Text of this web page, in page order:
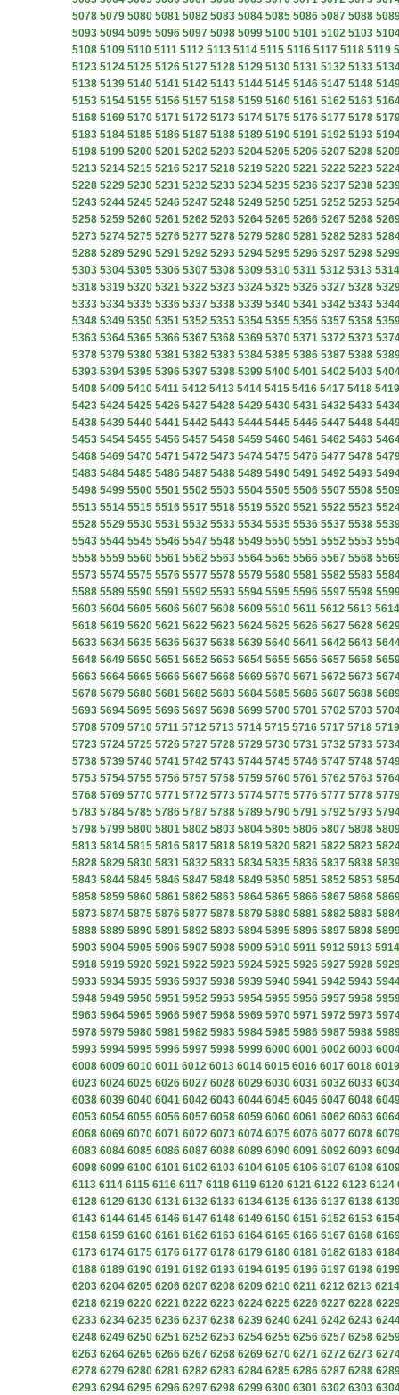
5078 5079 5080 5081 5082 5083 5084 5085 5086 5087 5088
5093 5094 5095 5096 5097 5098 5099 5100 5101 5102 5103
5108 5109 5110 5111 5112 5113 5114 5115 5116 5117 5118 5119
5123 5124 5125 5126 5127 5128 5129 5130 5131 5132 5133
5138 5139 5140 5141 5142 5143 5144 5145 5146 5147 5148
5153 5154 5155 5156 5157 5158 5159 5160 5161 5162 5163
5168 5169 5170 5171 5172 5173 5174 5175 5176 5177 5178
5183 5184 5185 5186 5187 5188 5189 5190 5191 5192 5193
5198 5199 5200 5201 5202 5203 5204 5205 5206 5207 5208
5213 5214 5215 5216 5217 5218 5219 5220 5221 5222 5223
5228 5229 5230 5231 5232 5233 5234 5235 5236 5237 5238
5243 5244 5245 5246 5247 5248 5249 5250 5251 5252 5253
5258 5259 5260 5261 5262 5263 5264 5265 5266 5267 5268
5273 5274 5275 5276 5277 5278 5279 5280 5281 5282 5283
5288 5289 5290 5291 5292 5293 5294 5295 5296 5297 5298
5303 5304 5305 5306 5307 5308 5309 5310 5311 5312 5313 5314
5318 5319 5320 5321 5322 5323 5324 5325 5326 5327 5328
5333 5334 5335 5336 5337 5338 5339 5340 5341 5342 5343
5348 5349 5350 5351 5352 5353 5354 5355 5356 5357 5358
5363 5364 5365 5366 5367 5368 5369 5370 5371 5372 5373
5378 5379 5380 5381 5382 5383 5384 5385 5386 5387 5388
5393 5394 5395 5396 5397 5398 5399 5400 5401 5402 5403
5408 5409 5410 5411 5412 5413 5414 5415 5416 5417 5418 5419
5423 5424 5425 5426 5427 5428 5429 5430 5431 5432 5433
5438 5439 5440 5441 5442 5443 5444 5445 5446 5447 5448
5453 5454 5455 5456 5457 5458 5459 5460 5461 5462 5463
5468 5469 5470 5471 5472 5473 5474 5475 5476 5477 5478
5483 5484 5485 5486 5487 5488 5489 5490 5491 5492 5493
5498 5499 5500 5501 5502 5503 5504 5505 5506 5507 5508
5513 5514 5515 5516 5517 5518 5519 5520 5521 5522 5523
5528 5529 5530 5531 5532 5533 5534 5535 5536 5537 5538
5543 5544 5545 5546 5547 5548 5549 5550 5551 5552 5553
5558 5559 5560 5561 5562 5563 5564 5565 5566 5567 5568
5573 5574 5575 5576 5577 5578 5579 5580 5581 5582 5583
5588 5589 5590 5591 5592 5593 5594 5595 5596 5597 5598
5603 5604 5605 5606 5607 5608 5609 5610 5611 5612 5613 5614
5618 5619 5620 5621 5622 5623 5624 5625 5626 5627 5628
5633 5634 5635 5636 5637 5638 5639 5640 5641 5642 5643
5648 5649 5650 5651 5652 5653 5654 5655 5656 5657 5658
5663 5664 5665 5666 5667 5668 5669 5670 5671 5672 5673
5678 5679 5680 5681 5682 5683 5684 5685 5686 5687 5688
5693 5694 5695 5696 5697 5698 5699 5700 5701 5702 5703
5708 5709 5710 5711 5712 5713 5714 5715 5716 5717 5718 5719
5723 5724 5725 5726 5727 5728 5729 5730 5731 5732 5733
5738 5739 5740 5741 5742 5743 5744 5745 5746 5747 5748
5753 5754 5755 5756 5757 5758 5759 5760 5761 5762 5763
5768 5769 5770 5771 5772 5773 5774 5775 5776 5777 5778
5783 5784 5785 5786 5787 5788 5789 5790 5791 5792 5793
5798 5799 5800 5801 5802 5803 5804 5805 5806 5807 5808
5813 5814 5815 5816 5817 5818 5819 5820 5821 5822 5823
5828 5829 5830 5831 5832 5833 5834 5835 5836 5837 5838
5843 5844 5845 5846 5847 5848 5849 5850 5851 5852 5853
5858 5859 5860 5861 5862 5863 5864 5865 5866 5867 5868
5873 5874 5875 5876 5877 5878 5879 5880 5881 5882 5883
5888 5889 5890 5891 5892 5893 5894 5895 5896 5897 5898
5903 5904 5905 5906 5907 5908 5909 5910 5911 5912 5913 5914
5918 5919 5920 5921 5922 5923 5924 5925 5926 5927 5928
5933 5934 5935 5936 5937 5938 5939 5940 5941 5942 5943
5948 5949 5950 5951 5952 5953 5954 5955 5956 5957 5958
5963 5964 5965 5966 5967 5968 5969 5970 5971 5972 5973
5978 5979 5980 5981 5982 5983 5984 5985 5986 5987 5988
5993 5994 5995 5996 5997 5998 5999 6000 6001 6002 6003
6008 6009 6010 6011 6012 6013 6014 6015 6016 6017 6018 6019
6023 6024 6025 6026 6027 6028 6029 6030 6031 6032 6033
6038 6039 6040 6041 6042 6043 6044 6045 6046 6047 6048
6053 6054 6055 6056 6057 6058 6059 6060 6061 6062 6063
6068 6069 6070 6071 6072 6073 6074 6075 6076 6077 6078
6083 6084 6085 6086 6087 6088 6089 6090 6091 6092 6093
6098 6099 6100 6101 6102 6103 6104 6105 6106 6107 6108
6113 6114 6115 6116 6117 6118 6119 6120 6121 6122 6123 6124
6128 6129 6130 6131 6132 6133 6134 6135 6136 6137 6138
6143 6144 6145 6146 6147 6148 6149 6150 6151 6152 6153
6158 6159 6160 6161 6162 6163 6164 6165 6166 6167 6168
6173 6174 6175 6176 6177 6178 6179 6180 6181 6182 6183
6188 6189 6190 6191 6192 6193 6194 6195 6196 6197 6198
6203 6204 6205 6206 6207 6208 6209 6210 6211 6212 6213 6214
6218 6219 6220 6221 6222 6223 6224 6225 6226 6227 6228
6233 6234 6235 6236 6237 6238 6239 6240 6241 6242 6243
6248 6249 6250 6251 6252 6253 6254 6255 6256 6257 6258
6263 6264 6265 6266 6267 6268 6269 6270 6271 6272 6273
6278 6279 6280 6281 6282 6283 6284 6285 6286 6287 6288
6293 6294 6295 6296 6297 6298 6299 6300 6301 6302 6303